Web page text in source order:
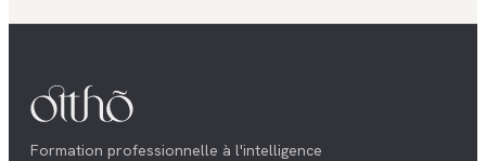
Formation professionnelle à l'intelligence